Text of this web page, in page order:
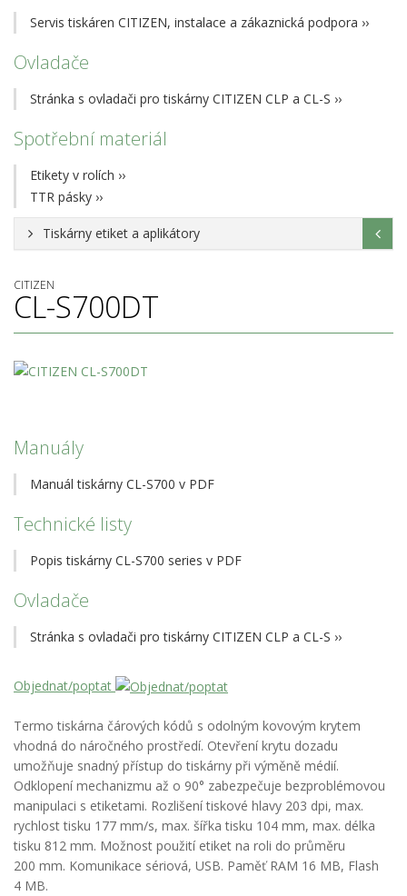
Servis tiskáren CITIZEN, instalace a zákaznická podpora ››
Ovladače
Stránka s ovladači pro tiskárny CITIZEN CLP a CL-S ››
Spotřební materiál
Etikety v rolích ››
TTR pásky ››
Tiskárny etiket a aplikátory
CITIZEN
CL-S700DT
Manuály
Manuál tiskárny CL-S700 v PDF
Technické listy
Popis tiskárny CL-S700 series v PDF
Ovladače
Stránka s ovladači pro tiskárny CITIZEN CLP a CL-S ››
Objednat/poptat
Termo tiskárna čárových kódů s odolným kovovým krytem
vhodná do náročného prostředí. Otevření krytu dozadu
umožňuje snadný přístup do tiskárny při výměně médií.
Odklopení mechanizmu až o 90° zabezpečuje bezproblémovou
manipulaci s etiketami. Rozlišení tiskové hlavy 203 dpi, max.
rychlost tisku 177 mm/s, max. šířka tisku 104 mm, max. délka
tisku 812 mm. Možnost použití etiket na roli do průměru
200 mm. Komunikace sériová, USB. Paměť RAM 16 MB, Flash
4 MB.